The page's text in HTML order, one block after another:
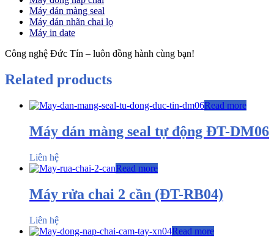
Máy dán màng seal
Máy dán nhãn chai lọ
Máy in date
Công nghệ Đức Tín – luôn đồng hành cùng bạn!
Related products
Read more
Máy dán màng seal tự động ĐT-DM06
Liên hệ
Read more
Máy rửa chai 2 cần (ĐT-RB04)
Liên hệ
Read more